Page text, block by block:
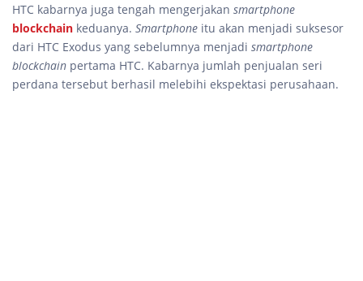
HTC kabarnya juga tengah mengerjakan smartphone
blockchain keduanya. Smartphone itu akan menjadi suksesor
dari HTC Exodus yang sebelumnya menjadi smartphone
blockchain pertama HTC. Kabarnya jumlah penjualan seri
perdana tersebut berhasil melebihi ekspektasi perusahaan.